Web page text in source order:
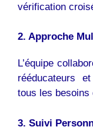
vérification
2. Approche
L’équipe
rééducateurs
tous les besoins
3. Suivi